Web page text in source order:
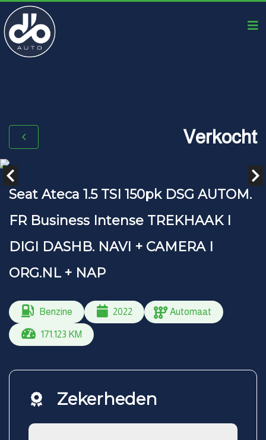
Verkocht
Seat Ateca 1.5 TSI 150pk DSG AUTOM.
FR Business Intense TREKHAAK I
DIGI DASHB. NAVI + CAMERA I
ORG.NL + NAP
Benzine 2022 Automaat
171.123 KM
Zekerheden